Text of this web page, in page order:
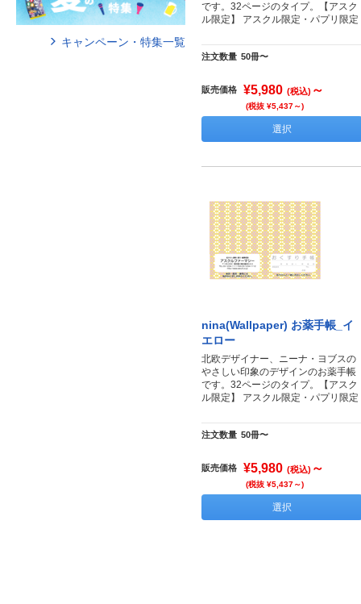
です。32ページのタイプ。【アスク
ル限定】 アスクル限定・パプリ限定
注文数量 50冊〜
販売価格 ¥5,980 (税込) ～
(税抜 ¥5,437～)
選択
nina(Wallpaper) お薬手帳_イ
エロー
北欧デザイナー、ニーナ・ヨブスの
やさしい印象のデザインのお薬手帳
です。32ページのタイプ。【アスク
ル限定】 アスクル限定・パプリ限定
注文数量 50冊〜
販売価格 ¥5,980 (税込) ～
(税抜 ¥5,437～)
選択
キャンペーン・特集一覧